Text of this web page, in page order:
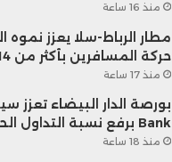
منذ 16 ساعة
مطار الرباط-سلا يعزز نموه
حركة المسافرين بأكثر من 14%
منذ 17 ساعة
Bank برفع نسبة التداول الحر إلى 35%
منذ 18 ساعة